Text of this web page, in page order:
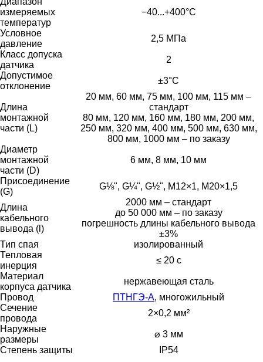
измеряемых
температур
−40...+400°С
Условное
давление
2,5 МПа
Класс допуска
датчика
2
Допустимое
отклонение
±3°С
Длина
монтажной
части (L)
20 мм, 60 мм, 75 мм, 100 мм, 115 мм –
стандарт
80 мм, 120 мм, 160 мм, 180 мм, 200 мм,
250 мм, 320 мм, 400 мм, 500 мм, 630 мм,
800 мм, 1000 мм – по заказу
Диаметр
монтажной
части (D)
6 мм, 8 мм, 10 мм
Присоединение
(G)
G⅛", G¼", G½", М12×1, М20×1,5
Длина
кабельного
вывода (l)
2000 мм – стандарт
до 50 000 мм – по заказу
погрешность длины кабельного вывода
±3%
Тип спая
изолированный
Тепловая
инерция
≤ 20 с
Материал
корпуса датчика
нержавеющая сталь
Провод
ПТНГЭ-А, многожильный
Сечение
провода
2×0,2 мм²
Наружные
размеры
⌀ 3 мм
Степень защиты
IP54